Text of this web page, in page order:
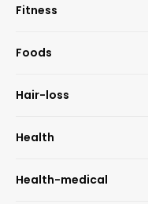
Fitness
Foods
Hair-loss
Health
Health-medical